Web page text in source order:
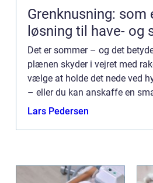
Grenknusning: som
løsning til have- og
Det er sommer – og det
plænen skyder i vejret med
vælge at holde det nede ved
– eller du kan anskaffe en
robotplæneklipper. Hvad er
Lars Pedersen